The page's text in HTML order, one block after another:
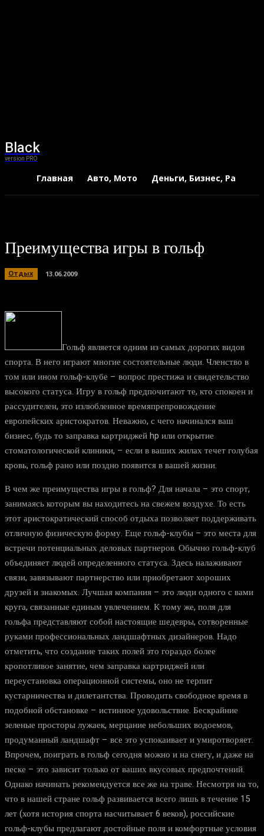
Black
version PRO
Главная Авто, Мото Деньги, Бизнес, Работа
Преимущества игры в гольф
Отдых 13.06.2009
Гольф является одним из самых дорогих видов
спорта. В него играют многие состоятельные люди. Членство в
том или ином гольф-клубе – вопрос престижа и свидетельство
высокого статуса. Игру в гольф предпочитают те, кто спокоен и
рассудителен, это излюбленное времяпрепровождение
европейских аристократов. Неважно, с чего начинался ваш
бизнес, будь то заправка картриджей hp или открытие
стоматологической клиники, – если в ваших жилах течет голубая
кровь, гольф рано или поздно появится в вашей жизни.
В чем же преимущества игры в гольф? Для начала – это спорт,
занимаясь которым вы находитесь на свежем воздухе. То есть
этот аристократический способ отдыха позволяет поддерживать
отличную физическую форму. Еще гольф-клубы – это места для
встречи потенциальных деловых партнеров. Обычно гольф-клуб
объединяет людей определенного статуса. Здесь налаживают
связи, завязывают партнерство или приобретают хороших
друзей и знакомых. Лучшая компания – это люди одного с вами
круга, связанные единым увлечением. К тому же, поля для
гольфа представляют собой настоящие шедевры, сотворенные
руками профессиональных ландшафтных дизайнеров. Надо
отметить, что создание таких полей это гораздо более
кропотливое занятие, чем заправка картриджей или
переустановка операционной системы, оно не терпит
кустарничества и дилетантства. Проводить свободное время в
подобной обстановке – истинное удовольствие. Бескрайние
зеленые просторы лужаек, мерцание небольших водоемов,
продуманный ландшафт – все это успокаивает и умиротворяет.
Впрочем, поиграть в гольф сегодня можно и на снегу, и даже на
песке – это зависит только от ваших вкусовых предпочтений.
Однако начинать рекомендуется все же на траве. Несмотря на то,
что в нашей стране гольф развивается всего лишь в течение 15
лет (хотя история спорта насчитывает 6 веков), российские
гольф-клубы предлагают достойные поля и комфортные условия